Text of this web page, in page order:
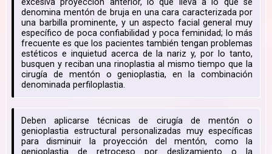
excesiva proyección anterior, lo que lleva a lo que se
denomina mentón de bruja en una cara caracterizada por
una barbilla prominente, y un aspecto facial general muy
específico de poca confiabilidad y poca feminidad; lo más
frecuente es que los pacientes también tengan problemas
estéticos e inquietud acerca de la nariz y, por lo tanto,
busquen y reciban una rinoplastia al mismo tiempo que la
cirugía de mentón o genioplastia, en la combinación
denominada perfiloplastia.
Deben aplicarse técnicas de cirugía de mentón o
genioplastia estructural personalizadas muy específicas
para disminuir la proyección del mentón, como la